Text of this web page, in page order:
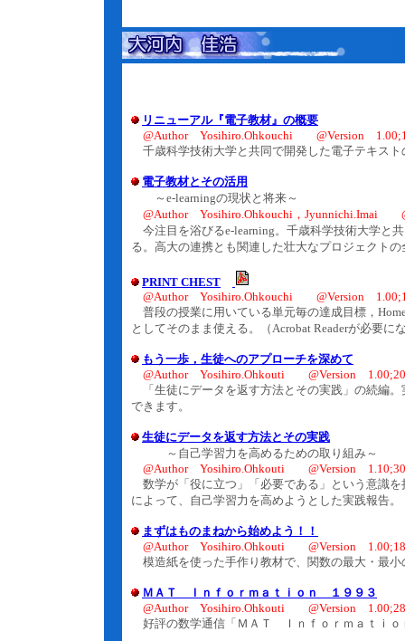
リニューアル『電子教材』の概要
@Author Yosihiro.Ohkouchi @Version
千歳科学技術大学と共同で開発した電子テキス
電子教材とその活用
～e-learningの現状と将来～
@Author Yosihiro.Ohkouchi，Jyunnichi.Imai
今注目を浴びるe-learning。千歳科学技術大学と
る。高大の連携とも関連した壮大なプロジェクト
PRINT CHEST
@Author Yosihiro.Ohkouchi @Version
普段の授業に用いている単元毎の達成目標，
としてそのまま使える。（Acrobat Readerが必要に
もう一歩，生徒へのアプローチを深めて
@Author Yosihiro.Ohkouti @Version
「生徒にデータを返す方法とその実践」の続編
できます。
生徒にデータを返す方法とその実践
～自己学習力を高めるための取り組み～
@Author Yosihiro.Ohkouti @Version
数学が「役に立つ」「必要である」という意識
によって、自己学習力を高めようとした実践報告。
まずはものまねから始めよう！！
@Author Yosihiro.Ohkouti @Version
模造紙を使った手作り教材で、関数の最大・最小
ＭＡＴ Ｉｎｆｏｒｍａｔｉｏｎ １９９３
@Author Yosihiro.Ohkouti @Version
好評の数学通信「ＭＡＴ Ｉｎｆｏｒｍａｔｉｏ